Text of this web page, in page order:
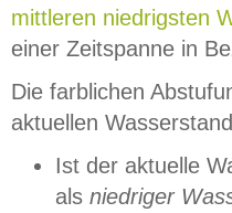
mittleren niedrigsten
einer Zeitspanne in
Die farblichen
aktuellen
Ist der aktuelle
als niedriger